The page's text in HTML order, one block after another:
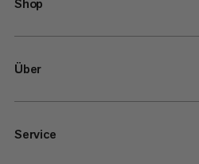
Shop
Über
Service